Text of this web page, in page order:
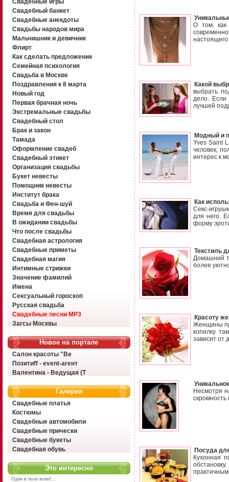
Свадебные игры
Свадебный банкет
Свадебные анекдоты
Свадьбы народов мира
Мальчишник и девичник
Флирт
Как сделать предложение
Семейная психология
Свадьба в Москве
Поздравления к 8 марта
Новый год
Первая брачная ночь
Экстремальные свадьбы
Свадебный стол
Брак и закон
Тамада
Оформление свадеб
Свадебный этикет
Организация свадьбы
Букет невесты
Помощник невесты
Институт брака
Свадьба и Фен-шуй
Время для свадьбы
В ожидании свадьбы
Что после свадьбы
Свадебная астрология
Свадебные приметы
Свадебная магия
Интимные стрижки
Значение фамилий
Имена
Сексуальный гороскоп
Русская свадьба
Свадебные песни MP3
Загсы Москвы
Новое на портале
Салон красоты "Ве
Позитиff - event-агент
Валентина - Ведущая (Т
Галереи
Свадебные платья
Костюмы
Свадебные автомобили
Свадебные прически
Свадебные букеты
Свадебная обувь
Это интересно
Один в поле воин!...
О том, как
Какой
выбрать
дело. Если
лучшей
Модный и
Yves Saint
человек,
интерес к
Как
Секс-
для него.
форму
Текстиль
Домашний
более
Красоту
Женщины
копилку
зависит от
Несмотря
Посуда
Кухонная